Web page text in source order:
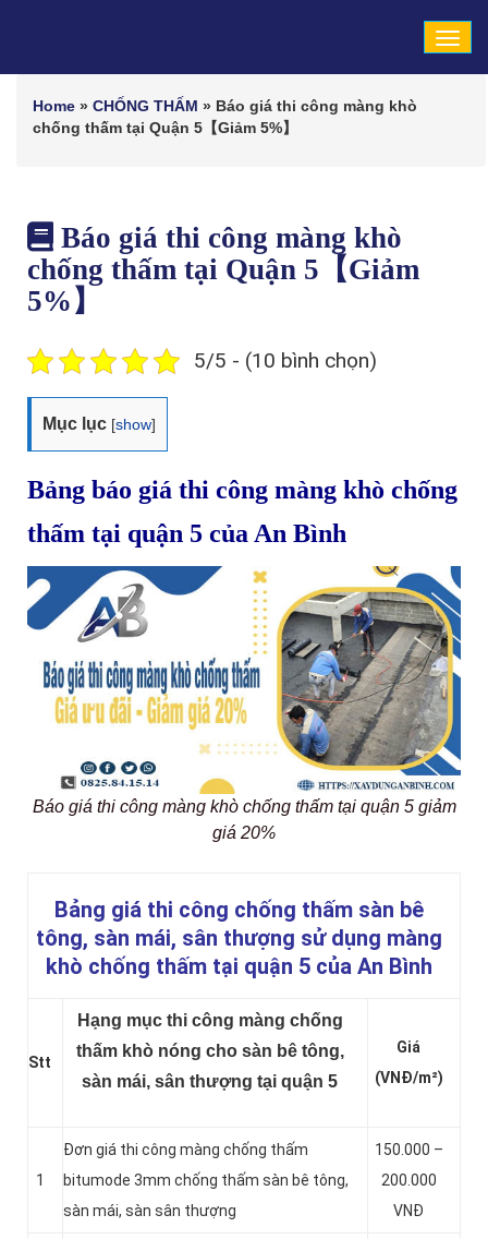
Home » CHỐNG THẤM » Báo giá thi công màng khò
chống thấm tại Quận 5【Giảm 5%】
Báo giá thi công màng khò
chống thấm tại Quận 5【Giảm
5%】
5/5 - (10 bình chọn)
Mục lục [show]
Bảng báo giá thi công màng khò chống
thấm tại quận 5 của An Bình
Báo giá thi công màng khò chống thấm tại quận 5 giảm
giá 20%
Bảng giá thi công chống thấm sàn bê
tông, sàn mái, sân thượng sử dụng màng
khò chống thấm tại quận 5 của An Bình
Stt
Hạng mục thi công màng chống
thấm khò nóng cho sàn bê tông,
sàn mái, sân thượng tại quận 5
Giá
(VNĐ/m²)
1
Đơn giá thi công màng chống thấm
bitumode 3mm chống thấm sàn bê tông,
sàn mái, sàn sân thượng
150.000 –
200.000
VNĐ